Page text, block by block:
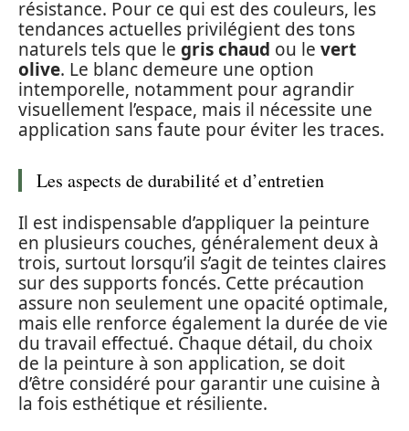
résistance. Pour ce qui est des couleurs, les
tendances actuelles privilégient des tons
naturels tels que le gris chaud ou le vert
olive. Le blanc demeure une option
intemporelle, notamment pour agrandir
visuellement l’espace, mais il nécessite une
application sans faute pour éviter les traces.
Les aspects de durabilité et d’entretien
Il est indispensable d’appliquer la peinture
en plusieurs couches, généralement deux à
trois, surtout lorsqu’il s’agit de teintes claires
sur des supports foncés. Cette précaution
assure non seulement une opacité optimale,
mais elle renforce également la durée de vie
du travail effectué. Chaque détail, du choix
de la peinture à son application, se doit
d’être considéré pour garantir une cuisine à
la fois esthétique et résiliente.